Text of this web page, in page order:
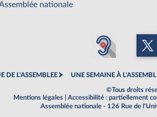
nationale
DE L'ASSEMBLEE UNE SEMAINE À
©Tous droits
Mentions légales
Accessibilité : partiellement
Assemblée nationale - 126 Rue de